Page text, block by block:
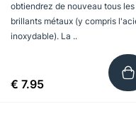
obtiendrez de nouveau tous les
brillants métaux (y compris
inoxydable). La ..
€ 7.95